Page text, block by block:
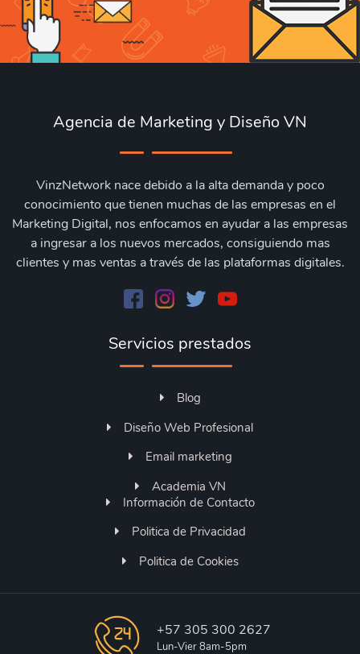
Agencia de Marketing y Diseño VN
VinzNetwork nace debido a la alta demanda y poco
conocimiento que tienen muchas de las empresas en el
Marketing Digital, nos enfocamos en ayudar a las empresas
a ingresar a los nuevos mercados, consiguiendo mas
clientes y mas ventas a través de las plataformas digitales.
Servicios prestados
Blog
Diseño Web Profesional
Email marketing
Academia VN
Información de Contacto
Politica de Privacidad
Politica de Cookies
+57 305 300 2627
Lun-Vier 8am-5pm